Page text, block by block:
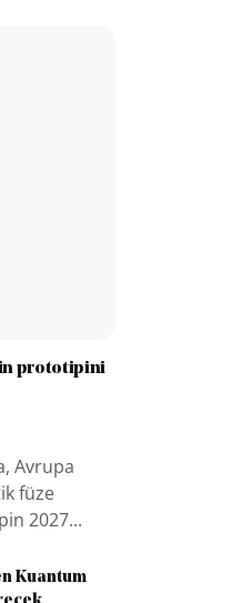
prototipini
Avrupa
füze
2027...
Kuantum